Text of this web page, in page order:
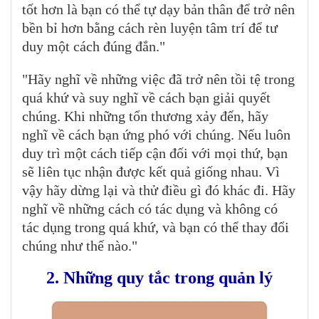
tốt hơn là bạn có thể tự dạy bản thân để trở nên
bền bỉ hơn bằng cách rèn luyện tâm trí để tư
duy một cách đúng đắn."
"Hãy nghĩ về những việc đã trở nên tồi tệ trong
quá khứ và suy nghĩ về cách bạn giải quyết
chúng. Khi những tổn thương xảy đến, hãy
nghĩ về cách bạn ứng phó với chúng. Nếu luôn
duy trì một cách tiếp cận đối với mọi thứ, bạn
sẽ liên tục nhận được kết quả giống nhau. Vì
vậy hãy dừng lại và thử điều gì đó khác đi. Hãy
nghĩ về những cách có tác dụng và không có
tác dụng trong quá khứ, và bạn có thể thay đổi
chúng như thế nào."
2. Những quy tắc trong quản lý